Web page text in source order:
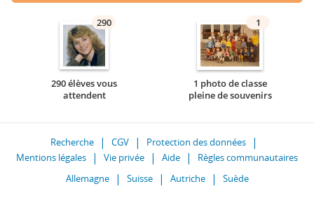
290
290 élèves vous
attendent
1
1 photo de classe
pleine de souvenirs
Recherche CGV
Protection des données
Mentions légales
Vie privée Aide
Règles communautaires
Allemagne
Suisse Autriche Suède